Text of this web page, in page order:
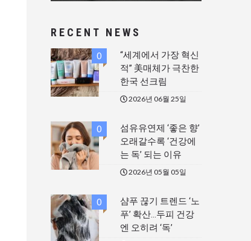
RECENT NEWS
0
“세계에서 가장 혁신
적” 美매체가 극찬한
한국 선크림
2026년 06월 25일
0
섬유유연제 ‘좋은 향’
오래갈수록 ‘건강에
는 독’ 되는 이유
2026년 05월 05일
0
샴푸 끊기 트렌드 ‘노
푸’ 확산…두피 건강
엔 오히려 ‘독’